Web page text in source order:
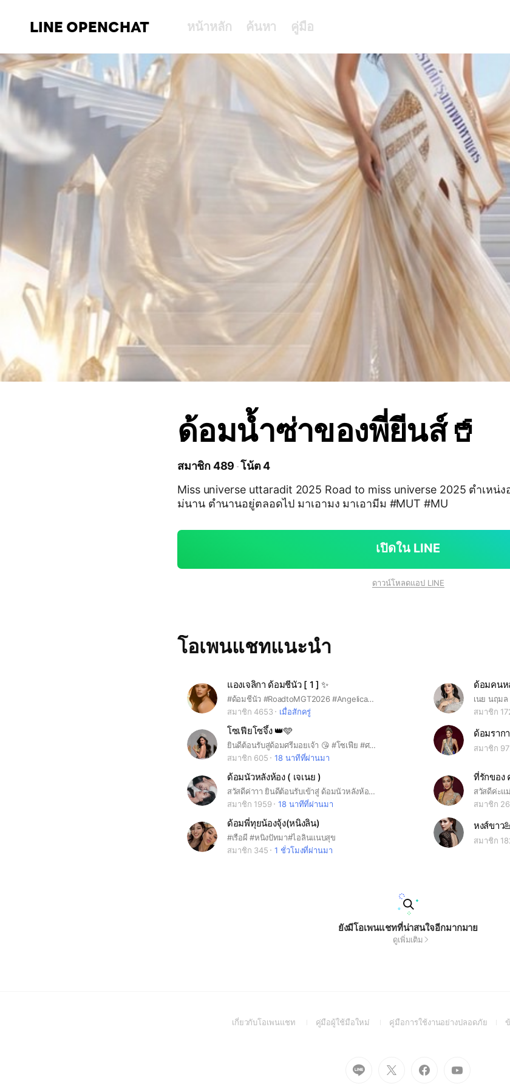
LINE OPENCHAT หน้าหลัก ค้นหา คู่มือ
ด้อมน้ำซ่าของพี่ยีนส์🥤
สมาชิก 489 โน้ต 4
Miss universe uttaradit 2025 Road to miss universe 2025 ตำเหน่ง
ม่นาน ตำนานอยู่ตลอดไป มาเอามง มาเอามีม #MUT #MU
เปิดใน LINE
ดาวน์โหลดแอป LINE
โอเพนแชทแนะนำ
แองเจลิกา ด้อมชีนัว [ 1 ] ✨️
#ด้อมชีนัว #RoadtoMGT2026 #AngelicaRsiam #แองเจลิกาอาร์สยาม
สมาชิก 4653
เมื่อสักครู่
ด้อมคนห
เนย นฤม
สมาชิก
โซเฟียโซจึ้ง 👑🩵
ยินดีต้อนรับสู่ด้อมศรีมอยเจ้า 😘 #โซเฟีย #ศรีมอย #ศศิวรารินทร์
สมาชิก 605
18 นาทีที่ผ่านมา
ด้อมราก
สมาชิก
ด้อมนัวหลังห้อง ( เจเนย )
สวัสดีค่าาา ยินดีต้อนรับเข้าสู่ ด้อมนัวหลังห้อง🐤 เนย นฤมล มิสแกรนด์ สุโขทัย แองเจ มิสแกรนด์บุรีรัมย์
สมาชิก 1959
18 นาทีที่ผ่านมา
ที่รักของ
สมาชิก
ด้อมพี่ทุยน้องจุ้ง(หนิงลิน)
#เรือผี #หนิงปัทมา#ไอลินแนบสุข
สมาชิก 345
1 ชั่วโมงที่ผ่านมา
หงส์ขาว
สมาชิก
ยังมีโอเพนแชทที่น่าสนใจอีกมากมาย
ดูเพิ่มเติม
เกี่ยวกับโอเพนแชท
(Openคู่มือผู้ใช้มือใหม่
(Open
window)
คู่มือการใช้งานอย่างปลอดภัย(Open
Go
to
Go
to
Go
to
to